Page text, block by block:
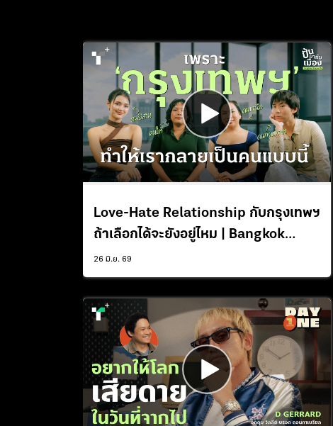
Love-Hate Relationship กับกรุงเทพฯ
ถ้าเลือกได้จะยังอยู่ไหม | Bangkok
Shapes Us Roundtable
26 มิ.ย. 69